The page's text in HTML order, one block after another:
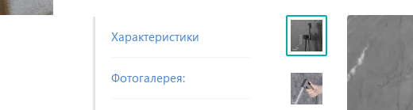
Характеристики
Фотогалерея: